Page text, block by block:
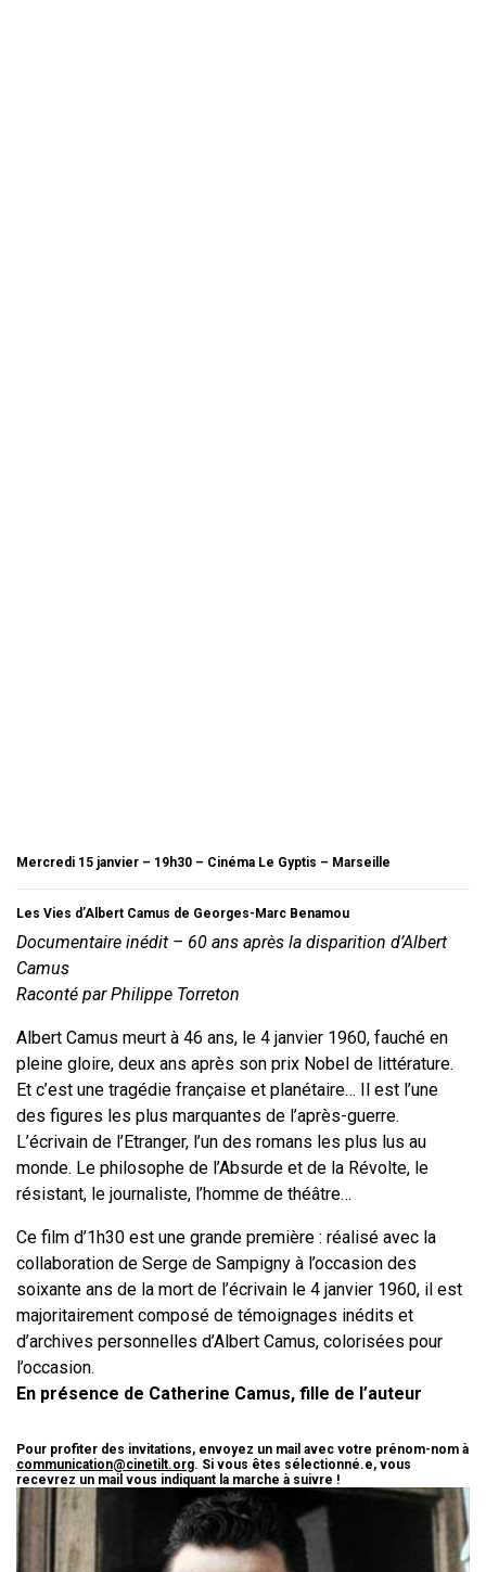
Mercredi 15 janvier – 19h30 – Cinéma Le Gyptis – Marseille
Les Vies d’Albert Camus de Georges-Marc Benamou
Documentaire inédit – 60 ans après la disparition d’Albert
Camus
Raconté par Philippe Torreton
Albert Camus meurt à 46 ans, le 4 janvier 1960, fauché en
pleine gloire, deux ans après son prix Nobel de littérature.
Et c’est une tragédie française et planétaire… Il est l’une
des figures les plus marquantes de l’après-guerre.
L’écrivain de l’Etranger, l’un des romans les plus lus au
monde. Le philosophe de l’Absurde et de la Révolte, le
résistant, le journaliste, l’homme de théâtre…
Ce film d’1h30 est une grande première : réalisé avec la
collaboration de Serge de Sampigny à l’occasion des
soixante ans de la mort de l’écrivain le 4 janvier 1960, il est
majoritairement composé de témoignages inédits et
d’archives personnelles d’Albert Camus, colorisées pour
l’occasion.
En présence de Catherine Camus, fille de l’auteur
Pour profiter des invitations, envoyez un mail avec votre prénom-nom à
communication@cinetilt.org. Si vous êtes sélectionné.e, vous
recevrez un mail vous indiquant la marche à suivre !